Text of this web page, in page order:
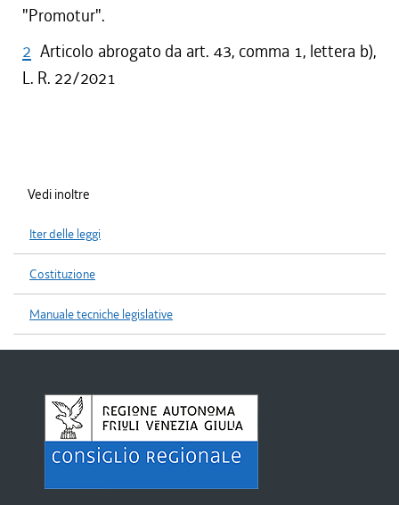
"Promotur".
2 Articolo abrogato da art. 43, comma 1, lettera b),
L. R. 22/2021
Vedi inoltre
Iter delle leggi
Costituzione
Manuale tecniche legislative